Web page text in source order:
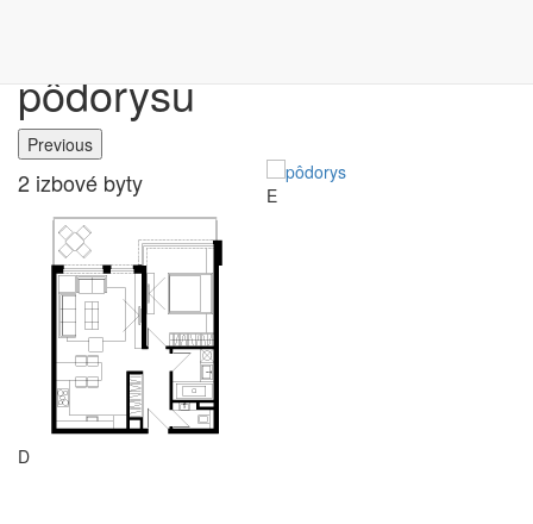
pôdorysu
Previous
2 izbové byty
D
E